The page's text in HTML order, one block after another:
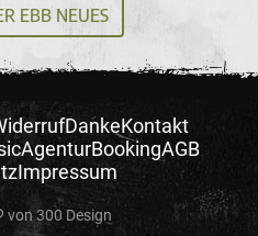
EBB NEUES
DankeKontakt
AgenturBookingAGB
Impressum
von300 Design